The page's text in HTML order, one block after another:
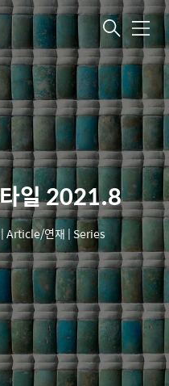
메
뉴
일 2021.8
Article/연재 | Series